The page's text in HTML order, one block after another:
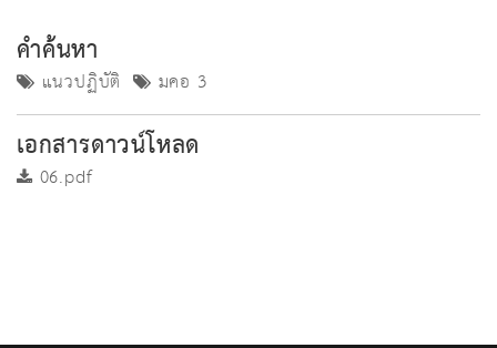
คำค้นหา
แนวปฏิบัติ มคอ 3
เอกสารดาวน์โหลด
06.pdf